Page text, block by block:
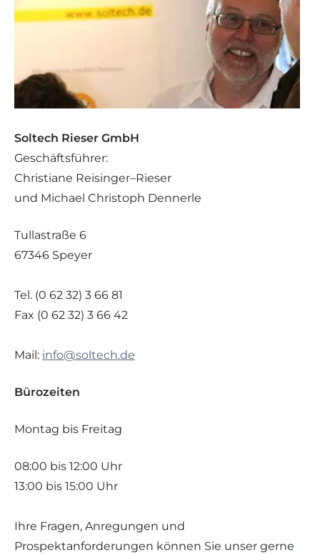
Soltech Rieser GmbH
Geschäftsführer:
Christiane Reisinger–Rieser
und Michael Christoph Dennerle
Tullastraße 6
67346 Speyer
Tel. (0 62 32) 3 66 81
Fax (0 62 32) 3 66 42
Mail: info@soltech.de
Bürozeiten
Montag bis Freitag
08:00 bis 12:00 Uhr
13:00 bis 15:00 Uhr
Ihre Fragen, Anregungen und
Prospektanforderungen können Sie unser gerne